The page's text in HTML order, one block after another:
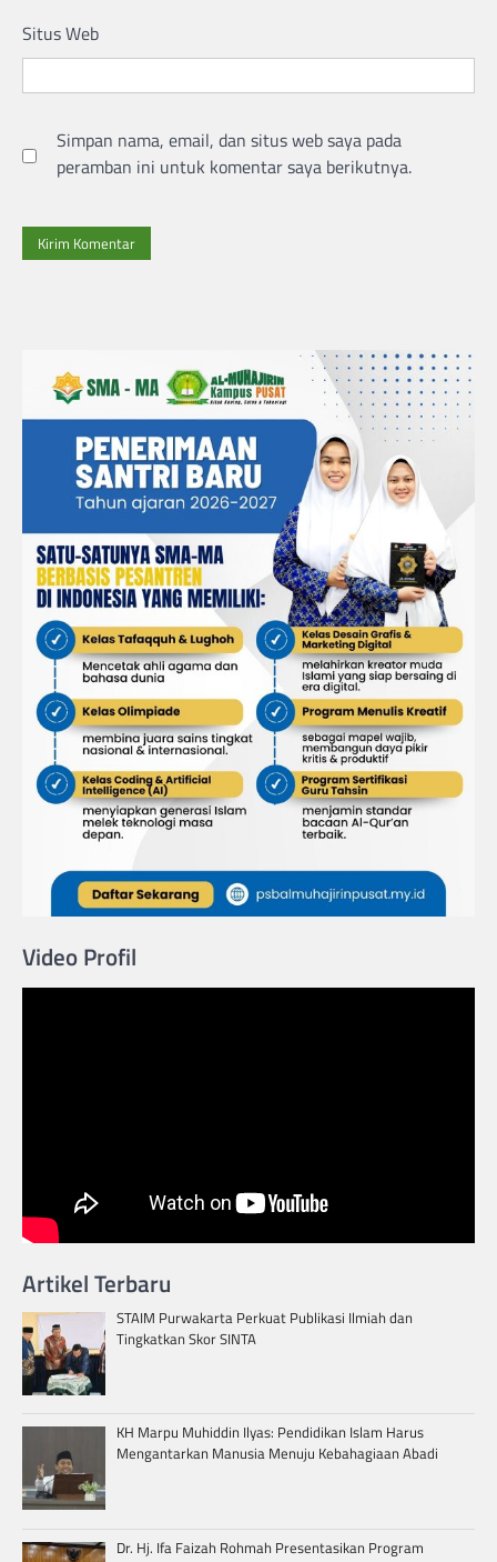
Situs Web
Simpan nama, email, dan situs web saya pada
peramban ini untuk komentar saya berikutnya.
Video Profil
Artikel Terbaru
STAIM Purwakarta Perkuat Publikasi Ilmiah dan
Tingkatkan Skor SINTA
KH Marpu Muhiddin Ilyas: Pendidikan Islam Harus
Mengantarkan Manusia Menuju Kebahagiaan Abadi
Dr. Hj. Ifa Faizah Rohmah Presentasikan Program